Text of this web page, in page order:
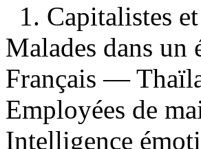
1. Capitalistes
Malades dans
Français —
Employées de
Intelligence